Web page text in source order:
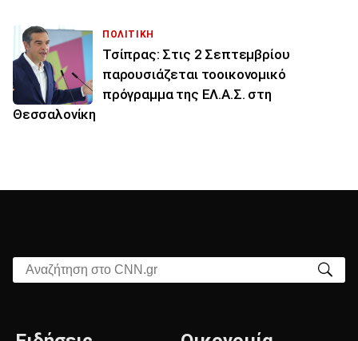
ΠΟΛΙΤΙΚΗ
Τσίπρας: Στις 2 Σεπτεμβρίου
παρουσιάζεται τοοικονομικό
πρόγραμμα της ΕΛ.Α.Σ. στη
Θεσσαλονίκη
Αναζήτηση στο CNN.gr